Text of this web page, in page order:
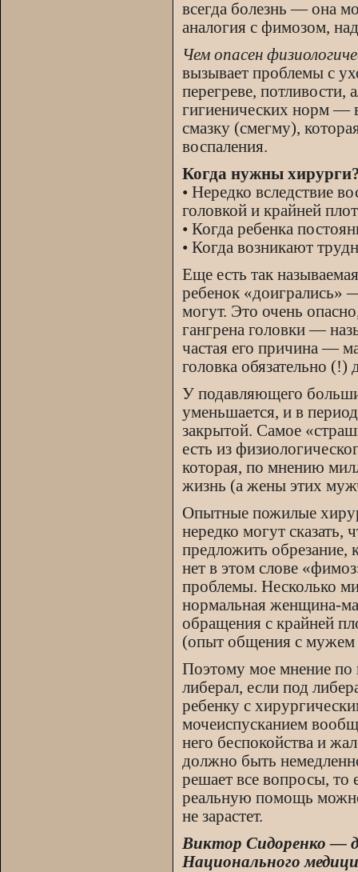
всегда болезнь — она
аналогия с фимозом,
Чем опасен
вызывает проблемы с
перегреве, потливости,
гигиенических норм —
смазку (смегму),
воспаления.
Когда нужны
• Нередко вследствие
головкой и крайней
• Когда ребенка
• Когда возникают
Еще есть так
ребенок «доигрались»
могут. Это очень
гангрена головки —
частая его причина —
головка обязательно
У подавляющего
уменьшается, и в
закрытой. Самое
есть из
которая, по мнению
жизнь (а жены этих
Опытные пожилые
нередко могут сказать,
предложить обрезание,
нет в этом слове
проблемы. Несколько
нормальная женщина-
обращения с крайней
(опыт общения с мужем
Поэтому мое мнение по
либерал, если под
ребенку с
мочеиспусканием
него беспокойства и
должно быть
решает все вопросы, то
реальную помощь
не зарастет.
Виктор Сидоренко —
Национального